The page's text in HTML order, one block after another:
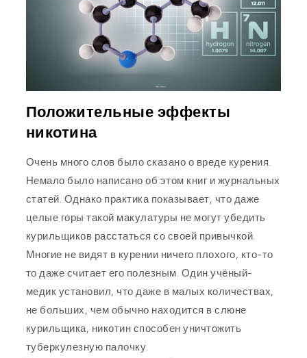
Положительные эффекты
никотина
Очень много слов было сказано о вреде курения.
Немало было написано об этом книг и журнальных
статей. Однако практика показывает, что даже
целые горы такой макулатуры не могут убедить
курильщиков расстаться со своей привычкой.
Многие не видят в курении ничего плохого, кто-то
то даже считает его полезным. Один учёный-
медик установил, что даже в малых количествах,
не больших, чем обычно находится в слюне
курильщика, никотин способен уничтожить
туберкулезную палочку.